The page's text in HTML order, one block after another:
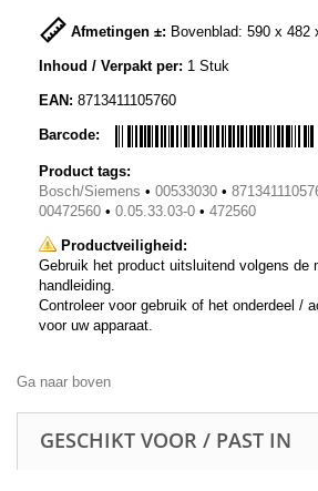
Afmetingen ±: Bovenblad: 590 x 482
Inhoud / Verpakt per: 1 Stuk
EAN: 8713411105760
Barcode:
Product tags:
Bosch/Siemens • 00533030 •
00472560 • 0.05.33.03-0 • 472560
Productveiligheid:
Gebruik het product uitsluitend volgens de
handleiding.
Controleer voor gebruik of het onderdeel /
voor uw apparaat.
Ga naar boven
GESCHIKT VOOR / PAST IN